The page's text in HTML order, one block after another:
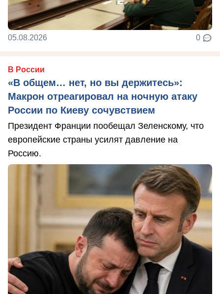
05.08.2026 0
В России
«В общем… нет, но вы держитесь»:
Макрон отреагировал на ночную атаку
России по Киеву сочувствием
Президент Франции пообещал Зеленскому, что
европейские страны усилят давление на
Россию.